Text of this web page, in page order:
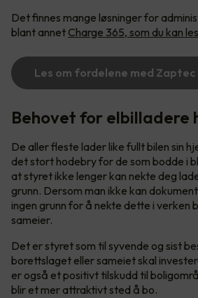
Det finnes mange løsninger for
blant annet Charge 365, som du kan
Les om fordelene med Zaptec
Behovet for elbilladere
De aller fleste lader like fullt bilen sin
det stort hodebry for de som bodde i
at styret ikke lenger kan nekte deg
grunn. Dersom man ikke kan
ingen grunn for å nekte dette i verken
sameier.
Det er styret som til syvende og sist
borettslaget eller sameiet skal
er også et positivt tilskudd til
blir et mer attraktivt sted å bo.